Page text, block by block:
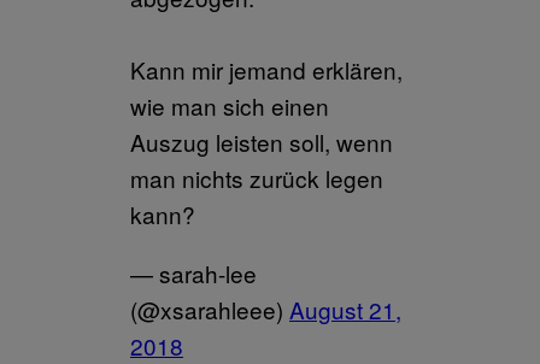
Kann mir jemand erklären,
wie man sich einen
Auszug leisten soll, wenn
man nichts zurück legen
kann?
— sarah-lee
(@xsarahleee) August 21,
2018